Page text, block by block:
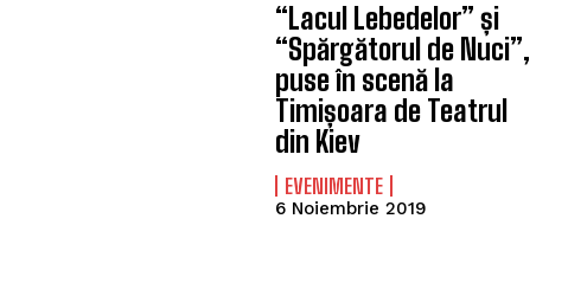
“Lacul Lebedelor” și
“Spărgătorul de Nuci”,
puse în scenă la
Timișoara de Teatrul
din Kiev
EVENIMENTE
6 Noiembrie 2019